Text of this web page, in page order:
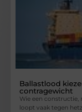
Ballastlood
contragewicht
Wie een constructie,
loopt vaak tegen